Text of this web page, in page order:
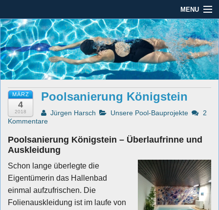
MENU
Dauber Schwimmanlagen GmbH
Leistungen
Service
Produkte
Öffnungszeiten
AGBs
Kontakt
Impressum / Datenschutz
Dauber Schwimmanlagen
GmbH
Seit mehr als 45 Jahren im Rhein-Main-Gebiet
MÄRZ
4
2018
Poolsanierung Königstein
Jürgen Harsch Unsere Pool-Bauprojekte
2
Kommentare
Poolsanierung Königstein – Überlaufrinne und
Auskleidung
Schon lange überlegte die
Eigentümerin das Hallenbad
einmal aufzufrischen. Die
Folienauskleidung ist im laufe von